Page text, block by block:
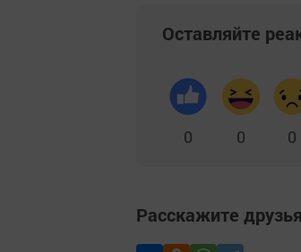
Оставляйте
0 0 0
Расскажите